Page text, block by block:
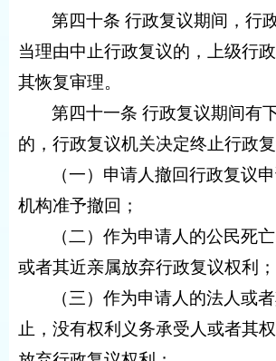
第四十条 行政复议期间，行
当理由中止行政复议的，上级行
其恢复审理。
第四十一条 行政复议期间有
的，行政复议机关决定终止行政复
（一）申请人撤回行政复议
机构准予撤回；
（二）作为申请人的公民死
或者其近亲属放弃行政复议权利；
（三）作为申请人的法人或
止，没有权利义务承受人或者其